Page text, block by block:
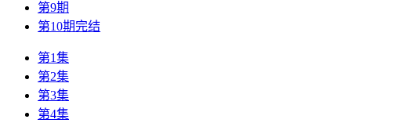
第9期
第10期完结
第1集
第2集
第3集
第4集